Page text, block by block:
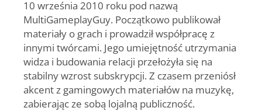
10 września 2010 roku pod nazwą
MultiGameplayGuy. Początkowo publikował
materiały o grach i prowadził współpracę z
innymi twórcami. Jego umiejętność utrzymania
widza i budowania relacji przełożyła się na
stabilny wzrost subskrypcji. Z czasem przeniósł
akcent z gamingowych materiałów na muzykę,
zabierając ze sobą lojalną publiczność.